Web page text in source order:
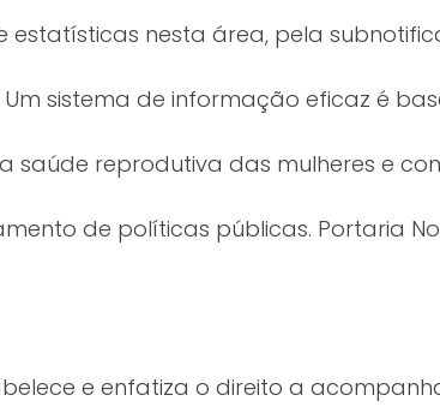
nesta área, pela
Um sistema de informação eficaz é
saúde reprodutiva das mulheres e
de políticas públicas. Portaria
e enfatiza o direito a